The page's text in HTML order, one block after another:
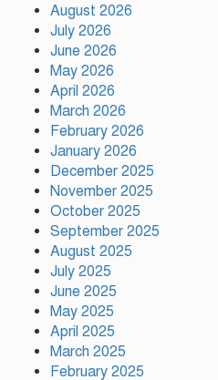
সম্প্রীতির
August 2026
July 2026
June 2026
May 2026
April 2026
March 2026
February 2026
January 2026
December 2025
November 2025
October 2025
September 2025
August 2025
July 2025
June 2025
May 2025
April 2025
March 2025
February 2025